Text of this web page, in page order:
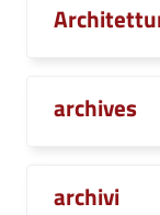
archives
archivi